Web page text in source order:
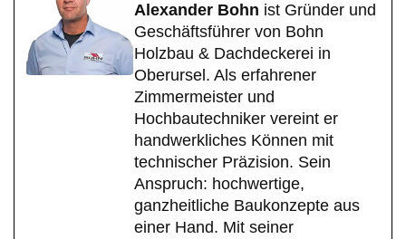
Alexander Bohn ist Gründer und
Geschäftsführer von Bohn
Holzbau & Dachdeckerei in
Oberursel. Als erfahrener
Zimmermeister und
Hochbautechniker vereint er
handwerkliches Können mit
technischer Präzision. Sein
Anspruch: hochwertige,
ganzheitliche Baukonzepte aus
einer Hand. Mit seiner